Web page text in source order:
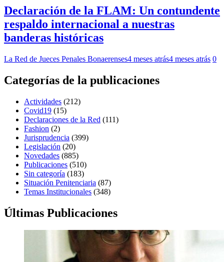
Declaración de la FLAM: Un contundente
respaldo internacional a nuestras
banderas históricas
La Red de Jueces Penales Bonaerenses4 meses atrás4 meses atrás 0
Categorías de la publicaciones
Actividades (212)
Covid19 (15)
Declaraciones de la Red (111)
Fashion (2)
Jurisprudencia (399)
Legislación (20)
Novedades (885)
Publicaciones (510)
Sin categoría (183)
Situación Penitenciaria (87)
Temas Institucionales (348)
Últimas Publicaciones